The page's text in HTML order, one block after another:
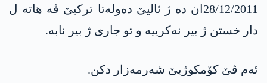
28/12/2011ان دە ژ ئالیێ دەولەتا ترکیێ ڤە هاتە ل
دار خستن ژ بیر نەکرییە و تو جاری ژ بیر نابە.
ئەم ڤێ كۆمكوژیێ شەرمەزار دکن.